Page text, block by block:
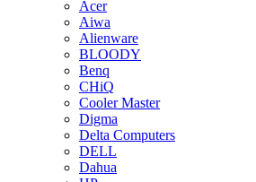
Acer
Aiwa
Alienware
BLOODY
Benq
CHiQ
Cooler Master
Digma
Delta Computers
DELL
Dahua